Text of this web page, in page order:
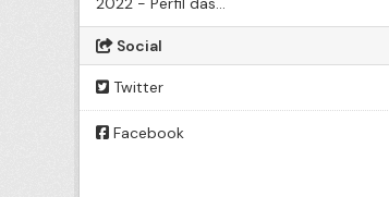
Social
Twitter
Facebook